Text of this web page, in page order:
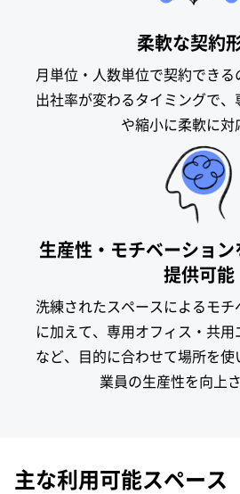
柔軟な契約
月単位・人数単位で契約でき
出社率が変わるタイミングで
や縮小に柔軟に対
生産性・モチベーショ
提供可能
洗練されたスペースによるモチ
に加えて、専用オフィス・共
など、目的に合わせて場所を
業員の生産性を向上
主な利用可能スペース